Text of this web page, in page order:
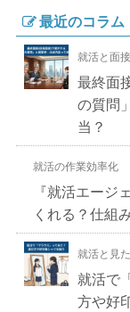
最近のコラム
就活と面接
最終面
の質問
当？
就活の作業効率化
『就活エージ
くれる？仕組
就活と見
就活で
方や好